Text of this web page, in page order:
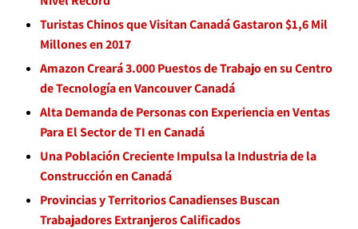
Turistas Chinos que Visitan Canadá Gastaron $1,6 Mil
Millones en 2017
Amazon Creará 3.000 Puestos de Trabajo en su Centro
de Tecnología en Vancouver Canadá
Alta Demanda de Personas con Experiencia en Ventas
Para El Sector de TI en Canadá
Una Población Creciente Impulsa la Industria de la
Construcción en Canadá
Provincias y Territorios Canadienses Buscan
Trabajadores Extranjeros Calificados